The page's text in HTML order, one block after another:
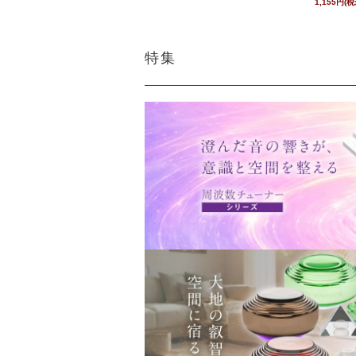
1,155円(税
特集